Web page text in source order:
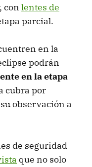
con lentes de
parcial.
en la
podrán
en la etapa
cubra por
observación a
de seguridad
que no solo